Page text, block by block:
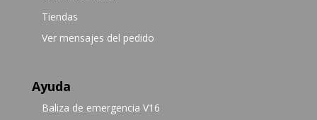
Tiendas
Ver mensajes del pedido
Ayuda
Baliza de emergencia V16